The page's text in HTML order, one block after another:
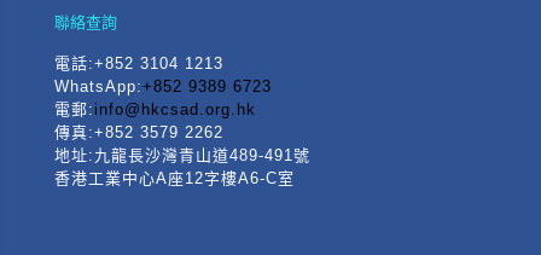
聯絡查詢
電話:+852 3104 1213
WhatsApp:+852 9389 6723
電郵: info@hkcsad.org.hk
傳真:+852 3579 2262
地址:九龍長沙灣青山道489-491號
香港工業中心A座12字樓A6-C室